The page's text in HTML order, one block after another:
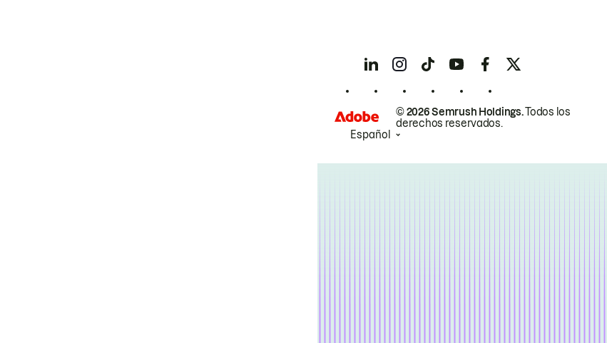
© 2026 Semrush Holdings.Todos los
derechos reservados.
Español